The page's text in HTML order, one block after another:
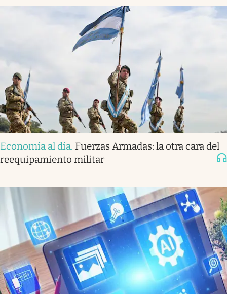
Economía al día. Fuerzas Armadas: la otra cara del
reequipamiento militar